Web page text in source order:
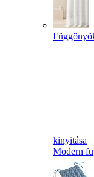
kinyitása
Modern